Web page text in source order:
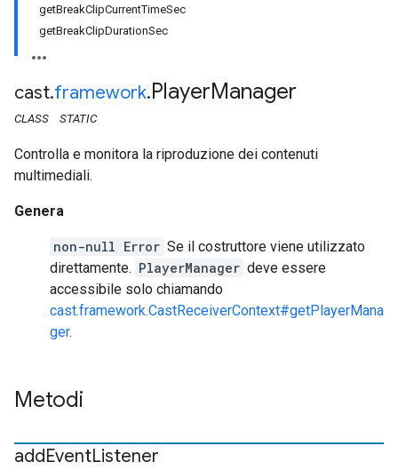
getBreakClipCurrentTimeSec
getBreakClipDurationSec
cast.framework.PlayerManager
CLASS STATIC
Controlla e monitora la riproduzione dei contenuti
multimediali.
Genera
non-null Error Se il costruttore viene utilizzato
direttamente. PlayerManager deve essere
accessibile solo chiamando
cast.framework.CastReceiverContext#getPlayerMana
ger.
Metodi
addEventListener